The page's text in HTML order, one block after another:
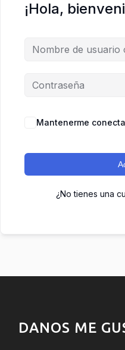
¡Hola,
Mantenerme
¿No tienes una
DANOS ME